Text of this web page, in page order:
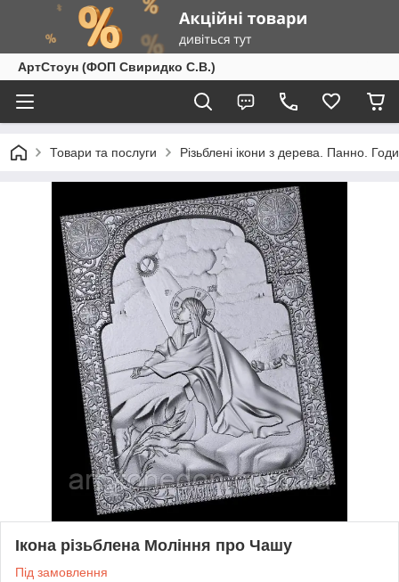
АртСтоун (ФОП Свиридко С.В.)
Товари та послуги Різьблені ікони з дерева. Панно.
Ікона різьблена Моління про Чашу
Під замовлення